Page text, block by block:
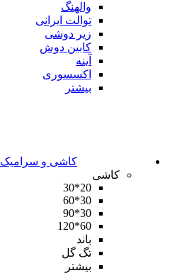
والهنگ
توالت ایرانی
زیر دوشی
کابین دوش
آینه
اکسسوری
بیشتر
کاشی و سرامیک
کاشی
20*30
30*60
30*90
60*120
باند
تگ گل
بیشتر